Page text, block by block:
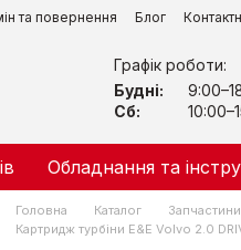
та повернення Блог
Графік роботи:
Будні:
Сб:
Обладнання та
Головна Каталог Запчастини
Картридж турбіни Е&Е Volvo 2.0